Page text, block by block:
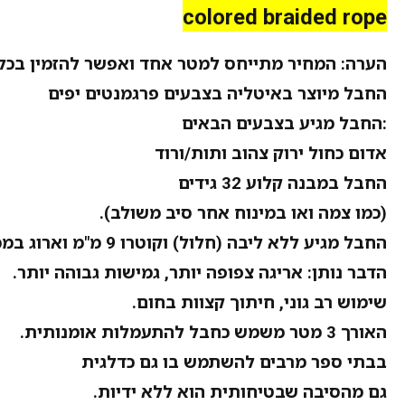
colored braided rope
הערה: המחיר מתייחס למטר אחד ואפשר להזמין
החבל מיוצר באיטליה בצבעים פרגמנטים יפים
:החבל מגיע בצבעים הבאים
אדום כחול ירוק צהוב ותות/ורוד
החבל במבנה קלוע 32 גידים
(כמו צמה ואו במינוח אחר סיב משולב).
החבל מגיע ללא ליבה (חלול) וקוטרו 9 מ"מ וארוג במכונת 32 ראשים
הדבר נותן: אריגה צפופה יותר, גמישות גבוהה יותר.
שימוש רב גוני, חיתוך קצוות בחום.
האורך 3 מטר משמש כחבל להתעמלות אומנותית.
בבתי ספר מרבים להשתמש בו גם כדלגית
גם מהסיבה שבטיחותית הוא ללא ידיות.